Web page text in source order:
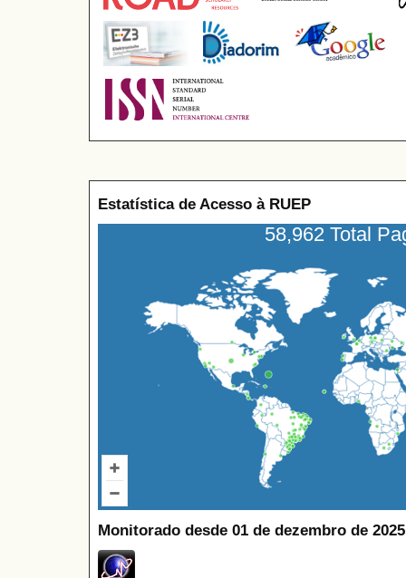
Estatística de Acesso à RUEP
58,962 Total
Monitorado desde 01 de dezembro de